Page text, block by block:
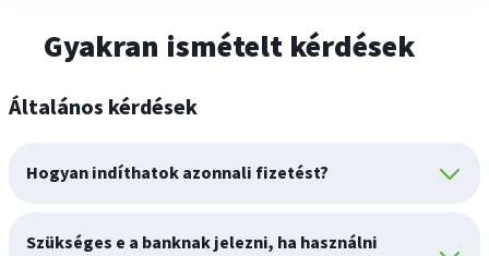
Gyakran ismételt kérdések
Általános kérdések
Hogyan indíthatok azonnali fizetést?
Szükséges e a banknak jelezni, ha használni